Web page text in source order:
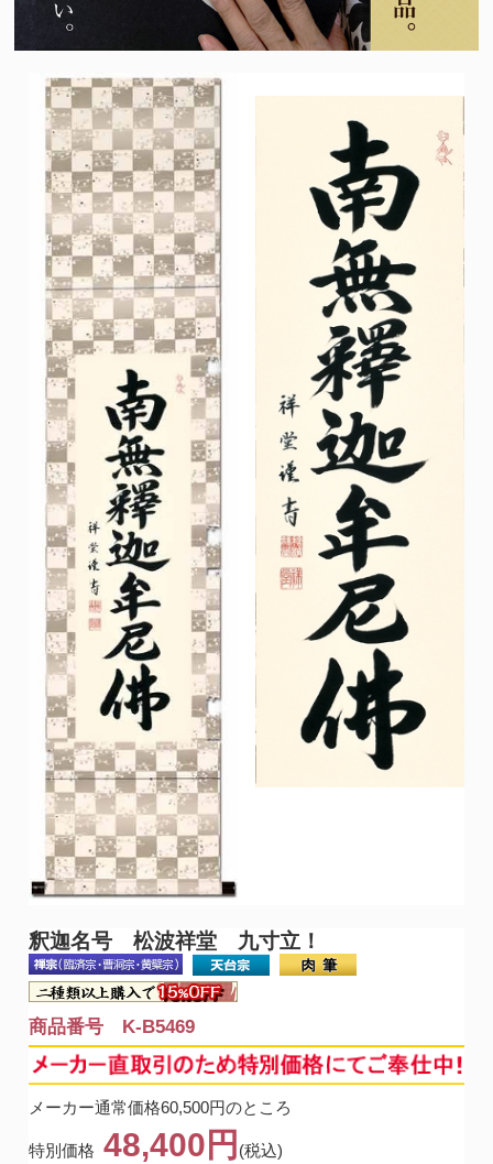
釈迦名号 松波祥堂 九寸立！
商品番号 K-B5469
メーカー通常価格60,500円のところ
特別価格 48,400円 (税込)